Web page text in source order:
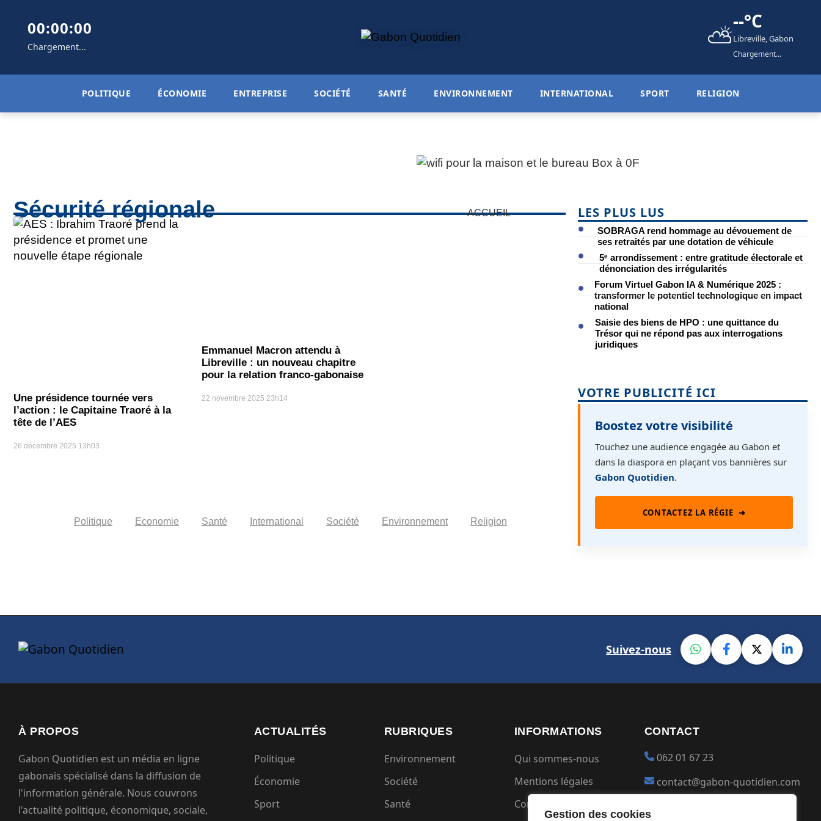
Gestion des cookies
00:00:00
Chargement... ⛅--°C
Libreville, Gabon
Chargement...
POLITIQUE ÉCONOMIE ENTREPRISE SOCIÉTÉ SANTÉ ENVIRONNEMENT INTERNATIONAL SPORT RELIGION
ACCUEIL
Sécurité régionale
Une présidence tournée vers
l’action : le Capitaine Traoré à la
tête de l’AES
26 décembre 2025 13h03
Emmanuel Macron attendu à
Libreville : un nouveau chapitre
pour la relation franco-gabonaise
22 novembre 2025 23h14
Politique Economie Santé International Société Environnement Religion
LES PLUS LUS
SOBRAGA rend hommage au dévouement de
ses retraités par une dotation de véhicule
5ᵉ arrondissement : entre gratitude électorale et
dénonciation des irrégularités
Forum Virtuel Gabon IA & Numérique 2025 :
transformer le potentiel technologique en impact
national
Saisie des biens de HPO : une quittance du
Trésor qui ne répond pas aux interrogations
juridiques
VOTRE PUBLICITÉ ICI
Boostez votre visibilité
Touchez une audience engagée au Gabon et
dans la diaspora en plaçant vos bannières sur
Gabon Quotidien.
CONTACTEZ LA RÉGIE ➜
Suivez-nous
À PROPOS
Gabon Quotidien est un média en ligne
gabonais spécialisé dans la diffusion de
l'information générale. Nous couvrons
l'actualité politique, économique, sociale,
ACTUALITÉS
Politique
Économie
Sport
RUBRIQUES
Environnement
Société
Santé
INFORMATIONS
Qui sommes-nous
Mentions légales
Conditions générales
CONTACT
062 01 67 23
contact@gabon-quotidien.com